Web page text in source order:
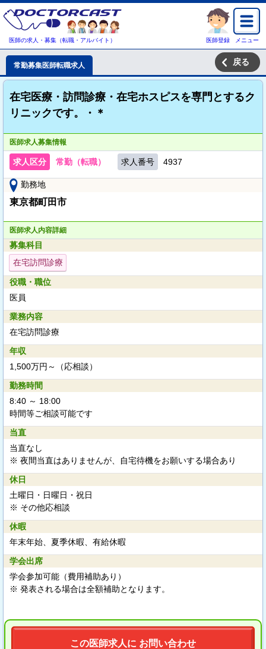
医師の求人・募集（転職・アルバイト） 医師登録 メニュー
常勤募集医師転職求人 戻る
在宅医療・訪問診療・在宅ホスピスを専門とするク
リニックです。・＊
医師求人募集情報
求人区分 常勤（転職） 求人番号 4937
勤務地
東京都町田市
医師求人内容詳細
募集科目
在宅訪問診療
役職・職位
医員
業務内容
在宅訪問診療
年収
1,500万円～（応相談）
勤務時間
8:40 ～ 18:00
時間等ご相談可能です
当直
当直なし
※ 夜間当直はありませんが、自宅待機をお願いする場合あり
休日
土曜日・日曜日・祝日
※ その他応相談
休暇
年末年始、夏季休暇、有給休暇
学会出席
学会参加可能（費用補助あり）
※ 発表される場合は全額補助となります。
この医師求人に お問い合わせ